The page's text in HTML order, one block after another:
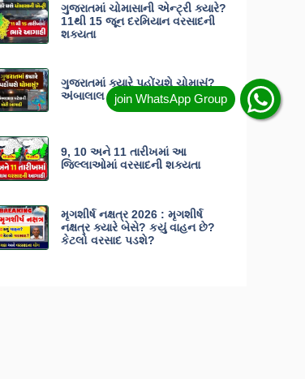
ગુજરાતમાં ચોમાસાની એન્ટ્રી ક્યારે?
11થી 15 જૂન દરમિયાન વરસાદની
શક્યતા
ગુજરાતમાં ક્યારે પહોંચશે ચોમાસું?
અંબાલાલ પટેલે કરી મોટી આગાહી
9, 10 અને 11 તારીખમાં આ
જિલ્લાઓમાં વરસાદની શક્યતા
મૃગશીર્ષ નક્ષત્ર 2026 : મૃગશીર્ષ
નક્ષત્ર ક્યારે બેસે? કયું વાહન છે?
કેટલો વરસાદ પડશે?